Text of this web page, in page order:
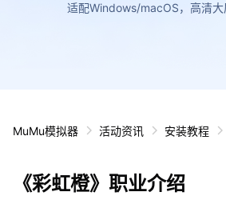
适配Windows/macOS，高清
MuMu模拟器 活动资讯 安装教程
《彩虹橙》职业介绍